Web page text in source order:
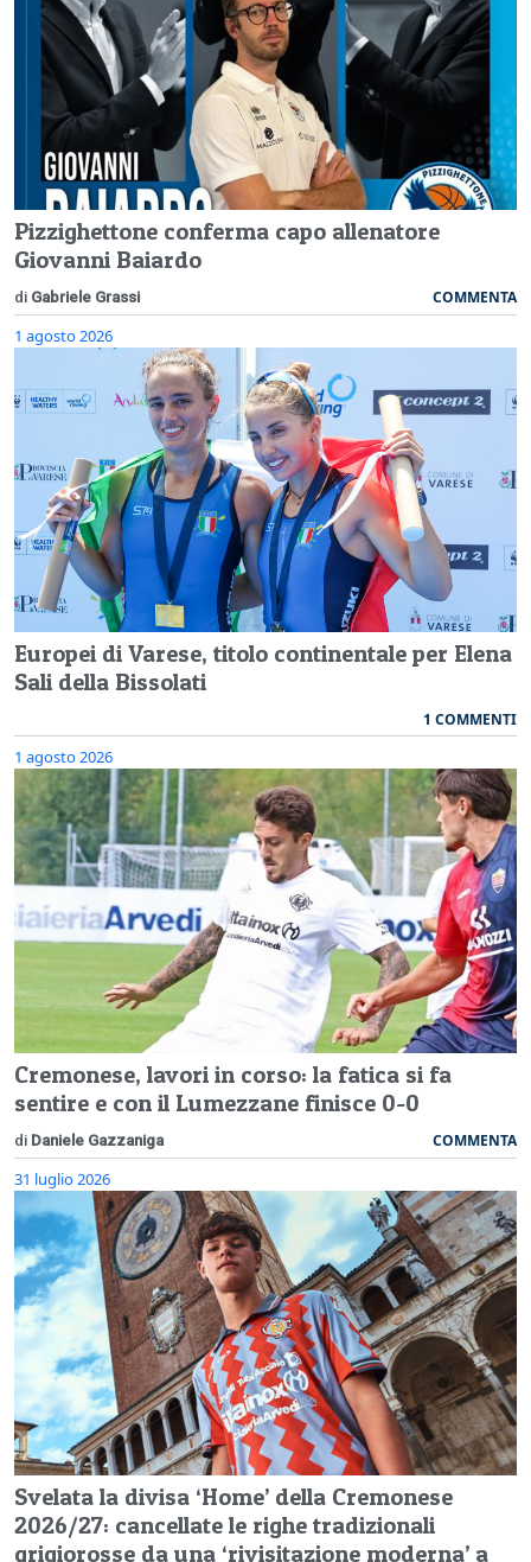
Pizzighettone conferma capo allenatore
Giovanni Baiardo
di Gabriele Grassi COMMENTA
1 agosto 2026
Europei di Varese, titolo continentale per Elena
Sali della Bissolati
1 COMMENTI
1 agosto 2026
Cremonese, lavori in corso: la fatica si fa
sentire e con il Lumezzane finisce 0-0
di Daniele Gazzaniga COMMENTA
31 luglio 2026
Svelata la divisa ‘Home’ della Cremonese
2026/27: cancellate le righe tradizionali
grigiorosse da una ‘rivisitazione moderna’ a